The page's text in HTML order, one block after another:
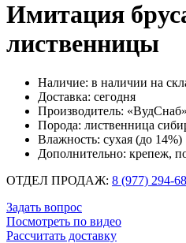
Имитация
лиственницы
Наличие: в наличии на
Доставка: сегодня
Производитель:
Порода: лиственница
Влажность: сухая (до 14%)
Дополнительно: крепеж,
ОТДЕЛ ПРОДАЖ: 8 (977) 294-
Задать вопрос
Посмотреть по видео
Рассчитать доставку